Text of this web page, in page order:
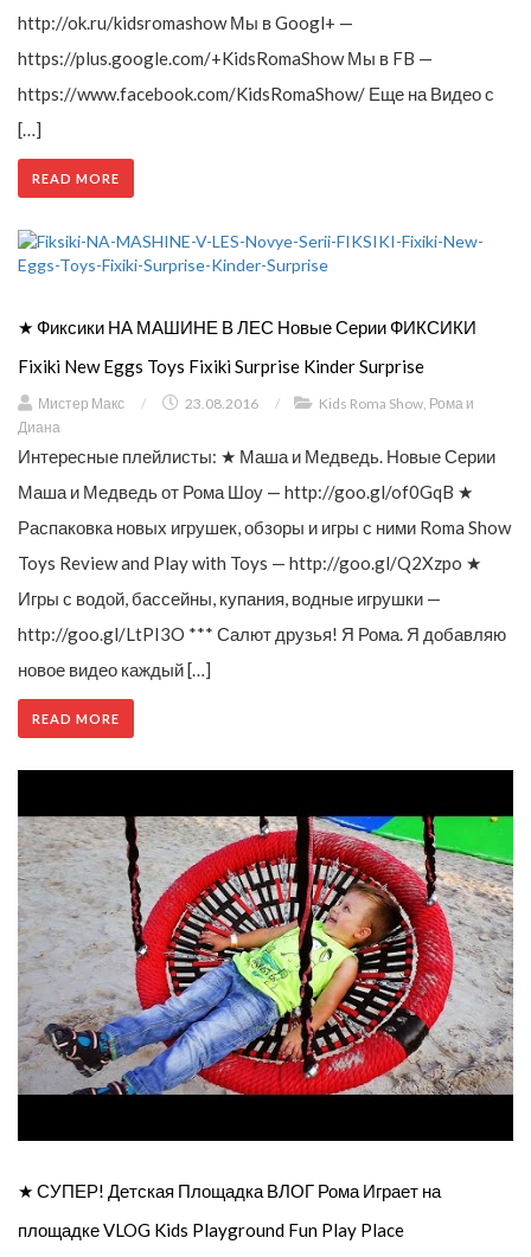
http://ok.ru/kidsromashow Мы в Googl+ —
https://plus.google.com/+KidsRomaShow Мы в FB —
https://www.facebook.com/KidsRomaShow/ Еще на Видео с
[…]
READ MORE
★ Фиксики НА МАШИНЕ В ЛЕС Новые Серии ФИКСИКИ
Fixiki New Eggs Toys Fixiki Surprise Kinder Surprise
Мистер Макс / 23.08.2016 / Kids Roma Show Рома и
Диана
Интересные плейлисты: ★ Маша и Медведь. Новые Серии
Маша и Медведь от Рома Шоу — http://goo.gl/of0GqB ★
Распаковка новых игрушек, обзоры и игры с ними Roma Show
Toys Review and Play with Toys — http://goo.gl/Q2Xzpo ★
Игры с водой, бассейны, купания, водные игрушки —
http://goo.gl/LtPI3O *** Салют друзья! Я Рома. Я добавляю
новое видео каждый […]
READ MORE
★ СУПЕР! Детская Площадка ВЛОГ Рома Играет на
площадке VLOG Kids Playground Fun Play Place